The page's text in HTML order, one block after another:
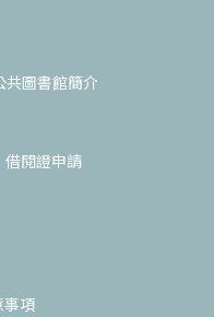
共圖書館簡介
借閱證申請
事項